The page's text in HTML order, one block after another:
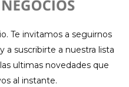
Te invitamos a seguirnos
a suscribirte a nuestra lista
ultimas novedades que
al instante.